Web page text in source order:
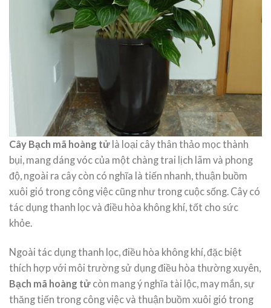
Cây Bạch mã hoàng tử là loại cây thân thảo mọc thành
bụi, mang dáng vóc của một chàng trai lịch lãm và phong
độ, ngoài ra cây còn có nghĩa là tiến nhanh, thuận buồm
xuôi gió trong công việc cũng như trong cuộc sống. Cây có
tác dụng thanh lọc và điều hòa không khí, tốt cho sức
khỏe.
Ngoài tác dụng thanh lọc, điều hòa không khí, đặc biệt
thích hợp với môi trường sử dụng điều hòa thường xuyên,
Bạch mã hoàng tử còn mang ý nghĩa tài lộc, may mắn, sự
thăng tiến trong công việc và thuận buồm xuôi gió trong